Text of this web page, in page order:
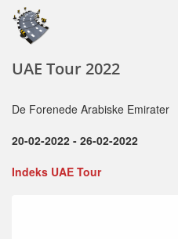
UAE Tour 2022
De Forenede Arabiske Emirater
20-02-2022 - 26-02-2022
Indeks UAE Tour